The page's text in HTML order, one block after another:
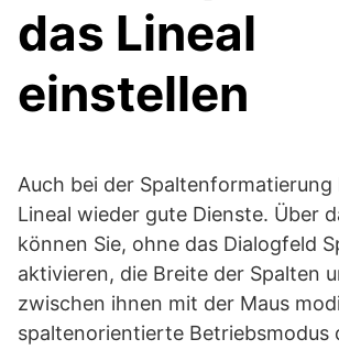
das Lineal
einstellen
Auch bei der Spaltenformatierung
Lineal wieder gute Dienste. Über
können Sie, ohne das Dialogfeld
aktivieren, die Breite der Spalten
zwischen ihnen mit der Maus
spaltenorientierte Betriebsmodus